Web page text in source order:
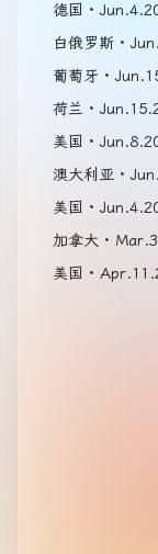
德国 ·
白俄罗斯 ·
葡萄牙 ·
荷兰 ·
美国 ·
澳大利亚 ·
美国 ·
加拿大 ·
美国 ·